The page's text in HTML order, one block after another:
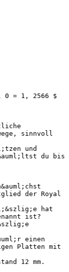
0 = 1, 2566 $
sinnvoll
und
du bis
der Royal
hat
ist?
einen
Platten mit
12 mm.